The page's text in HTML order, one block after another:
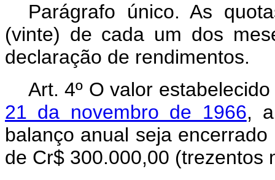
Parágrafo único. As
(vinte) de cada um dos
declaração de rendimentos.
Art. 4º O valor
21 da novembro de 1966,
balanço anual seja
de Cr$ 300.000,00 (trezentos